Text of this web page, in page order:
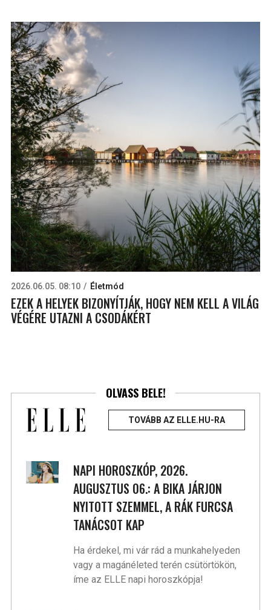
2026.06.05. 08:10 Életmód
EZEK A HELYEK BIZONYÍTJÁK, HOGY NEM KELL A VILÁG
VÉGÉRE UTAZNI A CSODÁKÉRT
OLVASS BELE!
TOVÁBB AZ ELLE.HU-RA
NAPI HOROSZKÓP, 2026.
AUGUSZTUS 06.: A BIKA JÁRJON
NYITOTT SZEMMEL, A RÁK FURCSA
TANÁCSOT KAP
Ha érdekel, mi vár rád a munkahelyeden
vagy a magánéleted terén csütörtökön,
íme az ELLE napi horoszkópja!